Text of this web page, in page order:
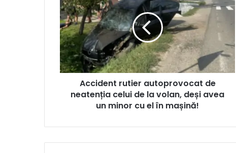
Accident rutier autoprovocat de
neatenția celui de la volan, deși avea
un minor cu el în mașină!